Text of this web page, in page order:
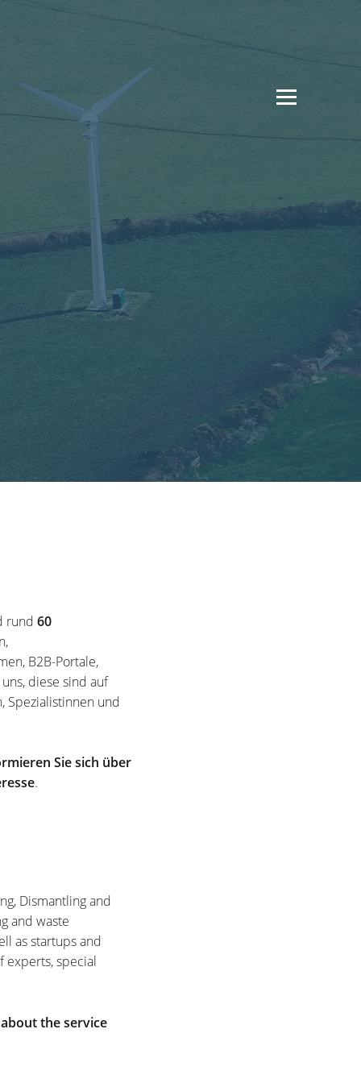
rund 60
B2B-Portale,
diese sind auf
Spezialistinnen und
Sie sich über
.
Dismantling and
and waste
as startups and
experts, special
the service